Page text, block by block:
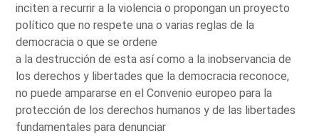
inciten a recurrir a la violencia o propongan un proyecto
político que no respete una o varias reglas de la
democracia o que se ordene
a la destrucción de esta así como a la inobservancia de
los derechos y libertades que la democracia reconoce,
no puede ampararse en el Convenio europeo para la
protección de los derechos humanos y de las libertades
fundamentales para denunciar